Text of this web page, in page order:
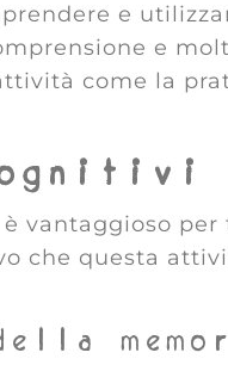
e
e
come la
vantaggioso
che questa